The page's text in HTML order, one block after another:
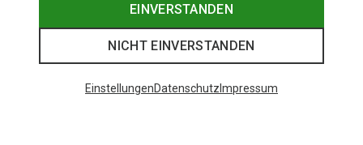
EINVERSTANDEN
NICHT EINVERSTANDEN
EinstellungenDatenschutz Impressum